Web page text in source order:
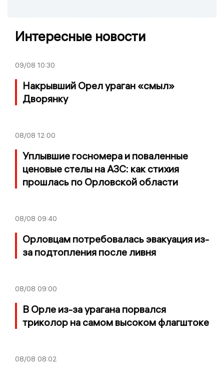
Интересные новости
09/08 10:30
Накрывший Орел ураган «смыл»
Дворянку
08/08 12:00
Уплывшие госномера и поваленные
ценовые стелы на АЗС: как стихия
прошлась по Орловской области
08/08 09:40
Орловцам потребовалась эвакуация из-
за подтопления после ливня
08/08 09:00
В Орле из-за урагана порвался
триколор на самом высоком флагштоке
08/08 08:02